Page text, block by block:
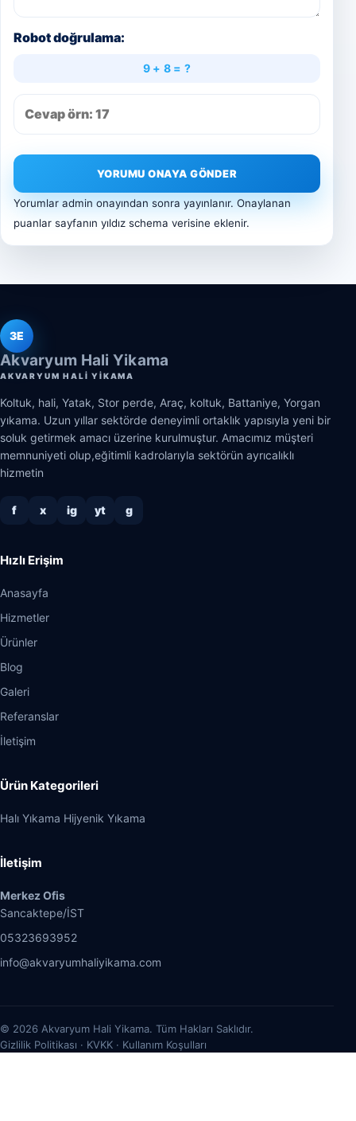
Robot doğrulama:
9 + 8 = ?
YORUMU ONAYA GÖNDER
Yorumlar admin onayından sonra yayınlanır. Onaylanan
puanlar sayfanın yıldız schema verisine eklenir.
3E
Akvaryum Hali Yikama
AKVARYUM HALI YIKAMA
Koltuk, hali, Yatak, Stor perde, Araç, koltuk, Battaniye, Yorgan
yıkama. Uzun yıllar sektörde deneyimli ortaklık yapısıyla yeni bir
soluk getirmek amacı üzerine kurulmuştur. Amacımız müşteri
memnuniyeti olup,eğitimli kadrolarıyla sektörün ayrıcalıklı
hizmetin
f x ig yt g
Hızlı Erişim
Anasayfa
Hizmetler
Ürünler
Blog
Galeri
Referanslar
İletişim
Ürün Kategorileri
Halı Yıkama Hijyenik Yıkama
İletişim
Merkez Ofis
Sancaktepe/İST
05323693952
info@akvaryumhaliyikama.com
© 2026 Akvaryum Hali Yikama. Tüm Hakları Saklıdır.
Gizlilik Politikası · KVKK · Kullanım Koşulları